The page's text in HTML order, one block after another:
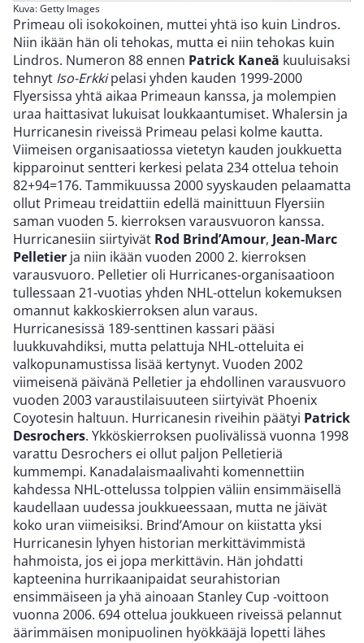
Kuva: Getty Images
Primeau oli isokokoinen, muttei yhtä iso kuin Lindros.
Niin ikään hän oli tehokas, mutta ei niin tehokas kuin
Lindros. Numeron 88 ennen Patrick Kaneä kuuluisaksi
tehnyt Iso-Erkkipelasi yhden kauden 1999-2000
Flyersissa yhtä aikaa Primeaun kanssa, ja molempien
uraa haittasivat lukuisat loukkaantumiset. Whalersin ja
Hurricanesin riveissä Primeau pelasi kolme kautta.
Viimeisen organisaatiossa vietetyn kauden joukkuetta
kipparoinut sentteri kerkesi pelata 234 ottelua tehoin
82+94=176. Tammikuussa 2000 syyskauden pelaamatta
ollut Primeau treidattiin edellä mainittuun Flyersiin
saman vuoden 5. kierroksen varausvuoron kanssa.
Hurricanesiin siirtyivät Rod Brind’Amour, Jean-Marc
Pelletier ja niin ikään vuoden 2000 2. kierroksen
varausvuoro. Pelletier oli Hurricanes-organisaatioon
tullessaan 21-vuotias yhden NHL-ottelun kokemuksen
omannut kakkoskierroksen alun varaus.
Hurricanesissä 189-senttinen kassari pääsi
luukkuvahdiksi, mutta pelattuja NHL-otteluita ei
valkopunamustissa lisää kertynyt. Vuoden 2002
viimeisenä päivänä Pelletier ja ehdollinen varausvuoro
vuoden 2003 varaustilaisuuteen siirtyivät Phoenix
Coyotesin haltuun. Hurricanesin riveihin päätyi Patrick
Desrochers. Ykköskierroksen puolivälissä vuonna 1998
varattu Desrochers ei ollut paljon Pelletieriä
kummempi. Kanadalaismaalivahti komennettiin
kahdessa NHL-ottelussa tolppien väliin ensimmäisellä
kaudellaan uudessa joukkueessaan, mutta ne jäivät
koko uran viimeisiksi. Brind’Amour on kiistatta yksi
Hurricanesin lyhyen historian merkittävimmistä
hahmoista, jos ei jopa merkittävin. Hän johdatti
kapteenina hurrikaanipaidat seurahistorian
ensimmäiseen ja yhä ainoaan Stanley Cup -voittoon
vuonna 2006. 694 ottelua joukkueen riveissä pelannut
äärimmäisen monipuolinen hyökkääjä lopetti lähes